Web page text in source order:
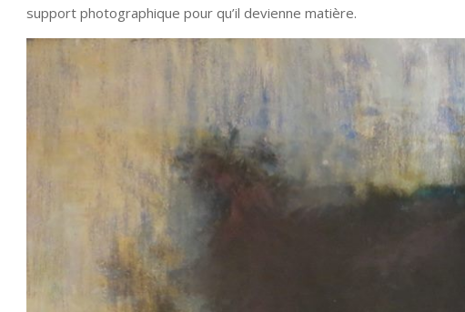
support photographique pour qu’il devienne matière.